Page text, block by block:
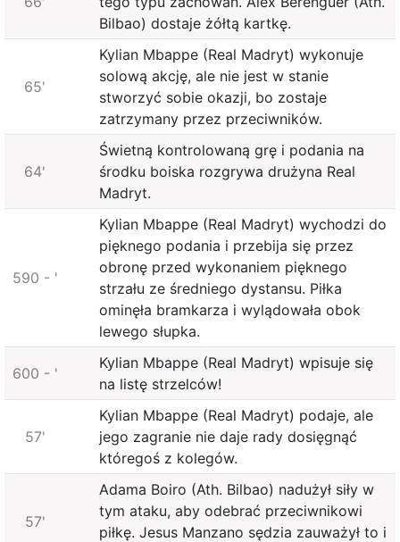
Bilbao) dostaje żółtą kartkę.
65'
Kylian Mbappe (Real Madryt) wykonuje
solową akcję, ale nie jest w stanie
stworzyć sobie okazji, bo zostaje
zatrzymany przez przeciwników.
64'
Świetną kontrolowaną grę i podania na
środku boiska rozgrywa drużyna Real
Madryt.
590 - '
Kylian Mbappe (Real Madryt) wychodzi do
pięknego podania i przebija się przez
obronę przed wykonaniem pięknego
strzału ze średniego dystansu. Piłka
ominęła bramkarza i wylądowała obok
lewego słupka.
600 - '
Kylian Mbappe (Real Madryt) wpisuje się
na listę strzelców!
57'
Kylian Mbappe (Real Madryt) podaje, ale
jego zagranie nie daje rady dosięgnąć
któregoś z kolegów.
57'
Adama Boiro (Ath. Bilbao) nadużył siły w
tym ataku, aby odebrać przeciwnikowi
piłkę. Jesus Manzano sędzia zauważył to i